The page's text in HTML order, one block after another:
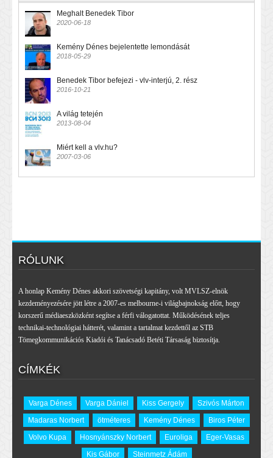
Meghalt Benedek Tibor
2020-06-18
Kemény Dénes bejelentette lemondását
2018-05-29
Benedek Tibor befejezi - vlv-interjú, 2. rész
2016-10-21
A világ tetején
2013-08-04
Miért kell a vlv.hu?
2007-03-06
RÓLUNK
A honlap Kemény Dénes akkori szövetségi kapitány, volt MVLSZ-elnök
kezdeményezésére jött létre a 2007-es melbourne-i világbajnokság előtt, hogy
korszerű médiaeszközként segítse a férfi válogatottat. Működésének teljes
technikai-technológiai hátterét, valamint a tartalmat kezdettől az STB
Tömegkommunikációs Kiadói és Tanácsadó Betéti Társaság biztosítja.
CÍMKÉK
Varga Dénes Varga Dániel Kiss Gergely
Szivós Márton
Madaras Norbert
ötméteres Kemény Dénes
Biros Péter
Volvo Kupa
Hosnyánszky Norbert Euroliga
Eger-Vasas
Kis Gábor
Steinmetz Ádám